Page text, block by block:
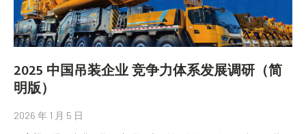
2025 中国吊装企业 竞争力体系发展调研（简
明版）
2026 年 1 月 5 日